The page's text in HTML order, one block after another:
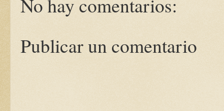
No hay comentarios:
Publicar un comentario